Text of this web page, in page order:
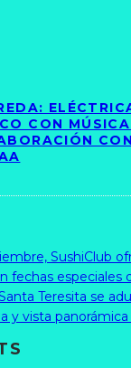
CON
CON
SushiClub
fechas especiales
Teresita se
y vista